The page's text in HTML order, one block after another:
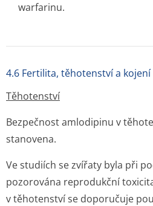
warfarinu.
4.6 Fertilita, těhotenství a kojení
Těhotenství
Bezpečnost amlodipinu v
stanovena.
Ve studiích se zvířaty byla při
pozorována reprodukční
v těhotenství se doporučuje